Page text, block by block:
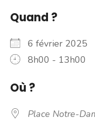
Quand ?
6 février 2025
8h00 - 13h00
Où ?
Place Notre-